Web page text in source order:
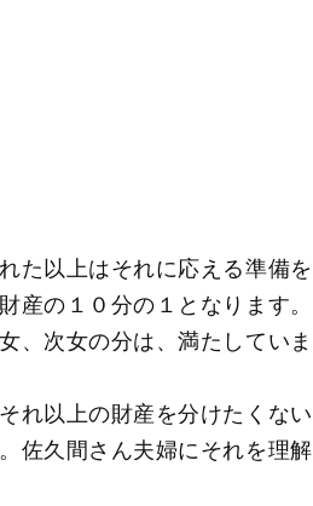
た以上はそれに応える準備を
産の１０分の１となります。
、次女の分は、満たしていま
れ以上の財産を分けたくない
佐久間さん夫婦にそれを理解